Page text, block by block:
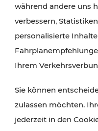
Angeboten des VOR
während andere uns
verbessern,
personalisierte
Ihrem
Sie können
zulassen möchten.
jederzeit in den